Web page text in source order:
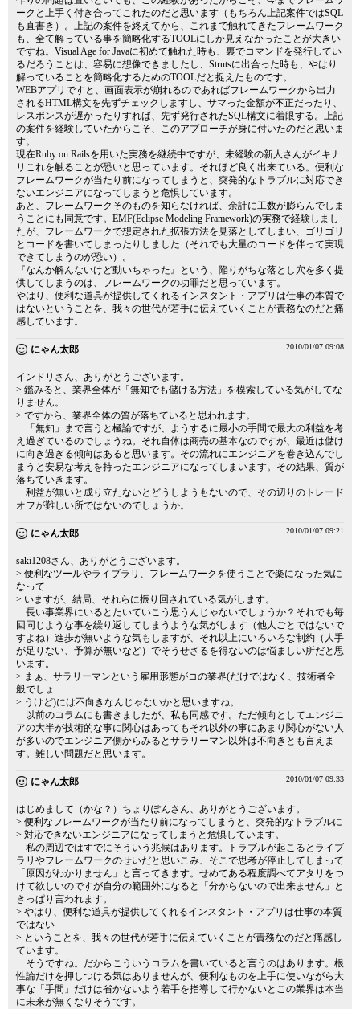
ークと上手く付き合ってこれたのだと思います（もちろん上記案件ではSQL
も直書き）。上記の案件を終えてから、これまで触れてきたフレームワーク
も、全て解っている事を簡略化するTOOLにしか見えなかったことが大きい
ですね。Visual Age for Javaに初めて触れた時も、裏でコマンドを発行してい
るだろうことは、容易に想像できましたし、Strutsに出合った時も、やはり
解っていることを簡略化するためのTOOLだと捉えたものです。
WEBアプリですと、画面表示が崩れるのであればフレームワークから出力
されるHTML構文を先ずチェックしますし、サマった金額が不正だったり、
レスポンスが遅かったりすれば、先ず発行されたSQL構文に着眼する。上記
の案件を経験していたからこそ、このアプローチが身に付いたのだと思いま
す。
現在Ruby on Railsを用いた実務を継続中ですが、未経験の新人さんがイキナ
リこれを触ることが恐いと思っています。それほど良く出来ている。便利な
フレームワークが当たり前になってしまうと、突発的なトラブルに対応でき
ないエンジニアになってしまうと危惧しています。
あと、フレームワークそのものを知らなければ、余計に工数が膨らんでしま
うことにも同意です。EMF(Eclipse Modeling Framework)の実務で経験しまし
たが、フレームワークで想定された拡張方法を見落としてしまい、ゴリゴリ
とコードを書いてしまったりしました（それでも大量のコードを伴って実現
できてしまうのが恐い）。
『なんか解んないけど動いちゃった』という、陥りがちな落とし穴を多く提
供してしまうのは、フレームワークの功罪だと思っています。
やはり、便利な道具が提供してくれるインスタント・アプリは仕事の本質で
はないということを、我々の世代が若手に伝えていくことが責務なのだと痛
感しています。
にゃん太郎 2010/01/07 09:08
インドリさん、ありがとうございます。
> 鑑みると、業界全体が「無知でも儲ける方法」を模索している気がしてな
りません。
> ですから、業界全体の質が落ちていると思われます。
「無知」まで言うと極論ですが、ようするに最小の手間で最大の利益を考
え過ぎているのでしょうね。それ自体は商売の基本なのですが、最近は儲け
に向き過ぎる傾向はあると思います。その流れにエンジニアを巻き込んでし
まうと安易な考えを持ったエンジニアになってしまいます。その結果、質が
落ちていきます。
利益が無いと成り立たないとどうしようもないので、その辺りのトレード
オフが難しい所ではないのでしょうか。
にゃん太郎 2010/01/07 09:21
saki1208さん、ありがとうございます。
> 便利なツールやライブラリ、フレームワークを使うことで楽になった気に
なって
> いますが、結局、それらに振り回されている気がします。
長い事業界にいるとたいていこう思うんじゃないでしょうか？それでも毎
回同じような事を繰り返してしまうような気がします（他人ごとではないで
すよね）進歩が無いような気もしますが、それ以上にいろいろな制約（人手
が足りない、予算が無いなど）でそうせざるを得ないのは悩ましい所だと思
います。
> まぁ、サラリーマンという雇用形態がコの業界(だけではなく、技術者全
般でしょ
> うけど)には不向きなんじゃないかと思いますね。
以前のコラムにも書きましたが、私も同感です。ただ傾向としてエンジニ
アの大半が技術的な事に関心はあってもそれ以外の事にあまり関心がない人
が多いのでエンジニア側からみるとサラリーマン以外は不向きとも言えま
す。難しい問題だと思います。
にゃん太郎 2010/01/07 09:33
はじめまして（かな？）ちょりぽんさん、ありがとうございます。
> 便利なフレームワークが当たり前になってしまうと、突発的なトラブルに
> 対応できないエンジニアになってしまうと危惧しています。
私の周辺ではすでにそういう兆候はあります。トラブルが起こるとライブ
ラリやフレームワークのせいだと思いこみ、そこで思考が停止してしまって
「原因がわかりません」と言ってきます。せめてある程度調べてアタリをつ
けて欲しいのですが自分の範囲外になると「分からないので出来ません」と
きっぱり言われます。
> やはり、便利な道具が提供してくれるインスタント・アプリは仕事の本質
ではない
> ということを、我々の世代が若手に伝えていくことが責務なのだと痛感し
ています。
そうですね。だからこういうコラムを書いていると言うのはあります。根
性論だけを押しつける気はありませんが、便利なものを上手に使いながら大
事な「手間」だけは省かないよう若手を指導して行かないとこの業界は本当
に未来が無くなりそうです。